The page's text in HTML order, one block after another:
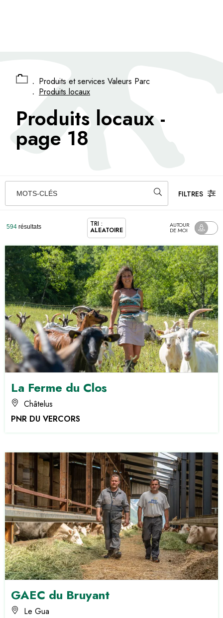
. Produits et services Valeurs Parc
. Produits locaux
Produits locaux -
page 18
MOTS-CLÉS FILTRES
594 résultats TRI :
ALÉATOIRE
AUTOUR
DE MOI
La Ferme du Clos
Châtelus
PNR DU VERCORS
GAEC du Bruyant
Le Gua